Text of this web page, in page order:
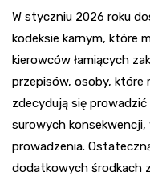
W styczniu 2026 roku
kodeksie karnym, które
kierowców łamiących
przepisów, osoby, które
zdecydują się
surowych
prowadzenia.
dodatkowych środkach